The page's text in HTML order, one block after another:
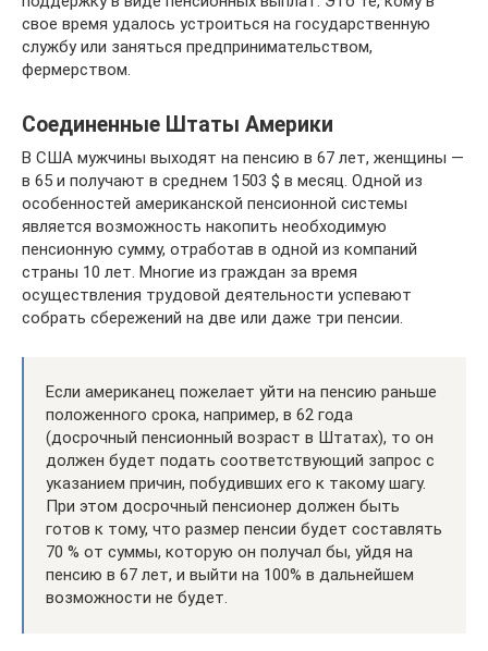
свое время удалось устроиться на государственную
службу или заняться предпринимательством,
фермерством.
Соединенные Штаты Америки
В США мужчины выходят на пенсию в 67 лет, женщины —
в 65 и получают в среднем 1503 $ в месяц. Одной из
особенностей американской пенсионной системы
является возможность накопить необходимую
пенсионную сумму, отработав в одной из компаний
страны 10 лет. Многие из граждан за время
осуществления трудовой деятельности успевают
собрать сбережений на две или даже три пенсии.
Если американец пожелает уйти на пенсию раньше
положенного срока, например, в 62 года
(досрочный пенсионный возраст в Штатах), то он
должен будет подать соответствующий запрос с
указанием причин, побудивших его к такому шагу.
При этом досрочный пенсионер должен быть
готов к тому, что размер пенсии будет составлять
70 % от суммы, которую он получал бы, уйдя на
пенсию в 67 лет, и выйти на 100% в дальнейшем
возможности не будет.